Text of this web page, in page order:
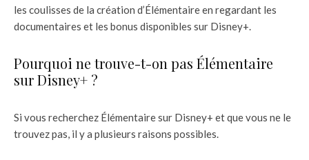
les coulisses de la création d’Élémentaire en regardant les
documentaires et les bonus disponibles sur Disney+.
Pourquoi ne trouve-t-on pas Élémentaire
sur Disney+ ?
Si vous recherchez Élémentaire sur Disney+ et que vous ne le
trouvez pas, il y a plusieurs raisons possibles.